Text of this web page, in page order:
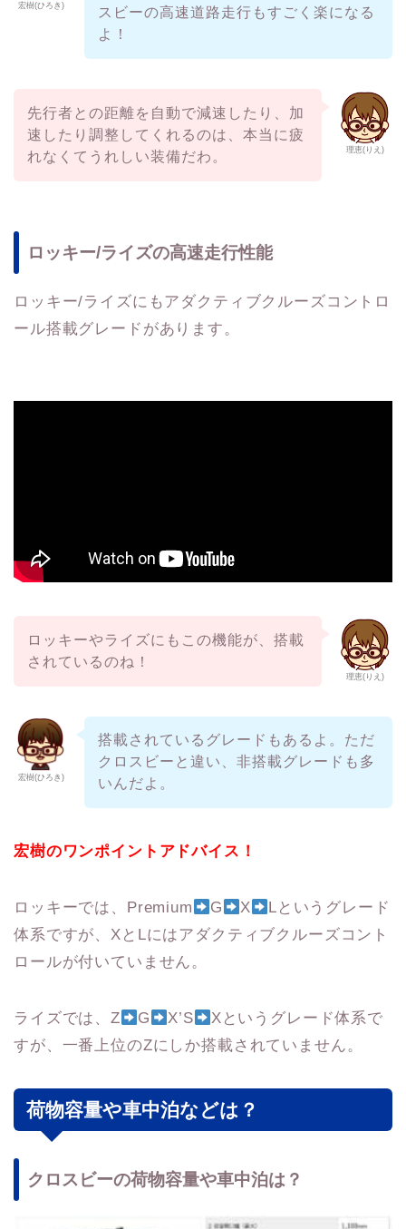
宏樹(ひろき)
スビーの高速道路走行もすごく楽になる
よ！
理恵(りえ)
先行者との距離を自動で減速したり、加
速したり調整してくれるのは、本当に疲
れなくてうれしい装備だわ。
ロッキー/ライズの高速走行性能
ロッキー/ライズにもアダクティブクルーズコントロ
ール搭載グレードがあります。
理恵(りえ)
ロッキーやライズにもこの機能が、搭載
されているのね！
宏樹(ひろき)
搭載されているグレードもあるよ。ただ
クロスビーと違い、非搭載グレードも多
いんだよ。
宏樹のワンポイントアドバイス！
ロッキーでは、Premium G X
Lというグレード
体系ですが、XとLにはアダクティブクルーズコント
ロールが付いていません。
ライズでは、Z G X’S
Xというグレード体系で
すが、一番上位のZにしか搭載されていません。
荷物容量や車中泊などは？
クロスビーの荷物容量や車中泊は？